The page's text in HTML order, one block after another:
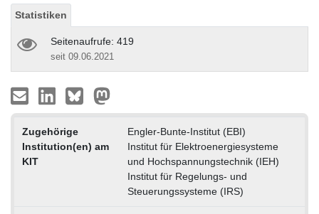
Statistiken
Seitenaufrufe: 419
seit 09.06.2021
Zugehörige
Institution(en) am
KIT
Engler-Bunte-Institut (EBI)
Institut für Elektroenergiesysteme
und Hochspannungstechnik (IEH)
Institut für Regelungs- und
Steuerungssysteme (IRS)